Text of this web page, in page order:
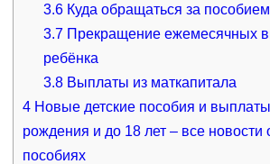
3.6 Куда обращаться за
3.7 Прекращение ежемесячных
ребёнка
3.8 Выплаты из маткапитала
4Новые детские пособия и
рождения и до 18 лет – все новости
пособиях